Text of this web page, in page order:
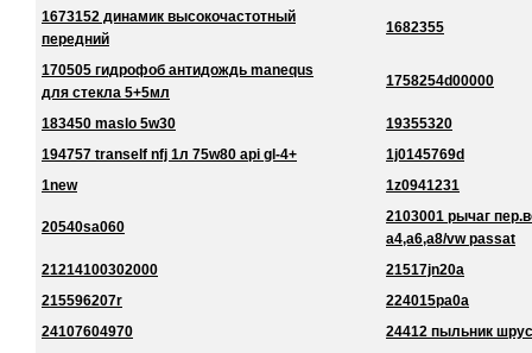
1673152 динамик высокочастотный
передний
1682355
170505 гидрофоб антидождь manequs
для стекла 5+5мл
1758254d00000
183450 maslo 5w30
19355320
194757 tranself nfj 1л 75w80 api gl-4+
1j0145769d
1new
1z0941231
20540sa060
2103001 рычаг
a4,a6,a8/vw passat
21214100302000
21517jn20a
215596207r
224015pa0a
24107604970
24412 пыльник